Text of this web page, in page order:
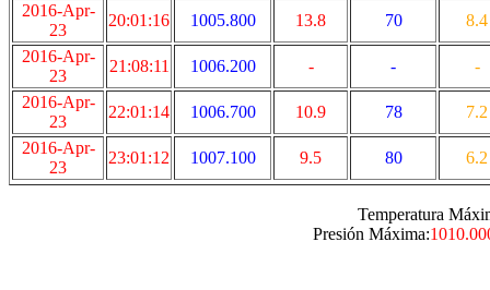
2016-Apr-
23
20:01:16 1005.800 13.8 70
8.4
2016-Apr-
23
21:08:11 1006.200 - -
-
2016-Apr-
23
22:01:14 1006.700 10.9 78
7.2
2016-Apr-
23
23:01:12 1007.100 9.5 80 6.2
Temperatura
Presión Máxima: